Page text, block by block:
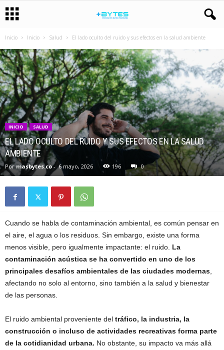
Inicio Inicio Salud El lado oculto del ruido y sus efectos en la salud ambiente
INICIO SALUD
EL LADO OCULTO DEL RUIDO Y SUS EFECTOS EN LA SALUD
AMBIENTE
Por masbytes.co- 6 mayo, 2026 196 0
Cuando se habla de contaminación ambiental, es común pensar en
el aire, el agua o los residuos. Sin embargo, existe una forma
menos visible, pero igualmente impactante: el ruido. La
contaminación acústica se ha convertido en uno de los
principales desafíos ambientales de las ciudades modernas,
afectando no solo al entorno, sino también a la salud y bienestar
de las personas.
El ruido ambiental proveniente del tráfico, la industria, la
construcción o incluso de actividades recreativas forma parte
de la cotidianidad urbana. No obstante, su impacto va más allá